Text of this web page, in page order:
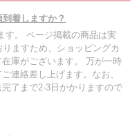
着しますか？
す。 ページ掲載の商品は実
ますため、ショッピングカ
庫がございます。 万が一時
連絡差し上げます。なお、
了まで2-3日かかりますので